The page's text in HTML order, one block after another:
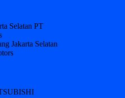
Jakarta Selatan